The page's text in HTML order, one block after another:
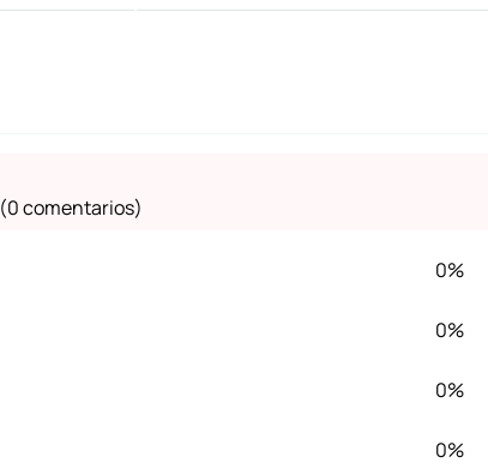
(0 comentarios)
0%
0%
0%
0%